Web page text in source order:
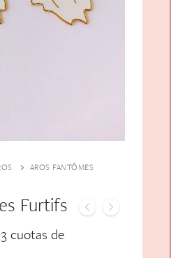
Varios
Vinchas
Guantes
AROS FANTÔMES
Furtifs
cuotas de